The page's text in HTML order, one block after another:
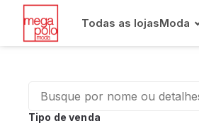
Todas as lojasModa
Tipo de venda